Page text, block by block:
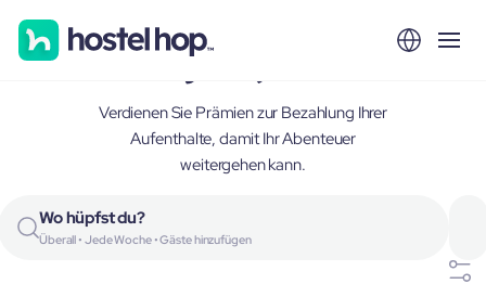
Trujillo, Peru
Verdienen Sie Prämien zur Bezahlung Ihrer
Aufenthalte, damit Ihr Abenteuer
weitergehen kann.
Wo hüpfst du?
Überall • Jede Woche • Gäste hinzufügen